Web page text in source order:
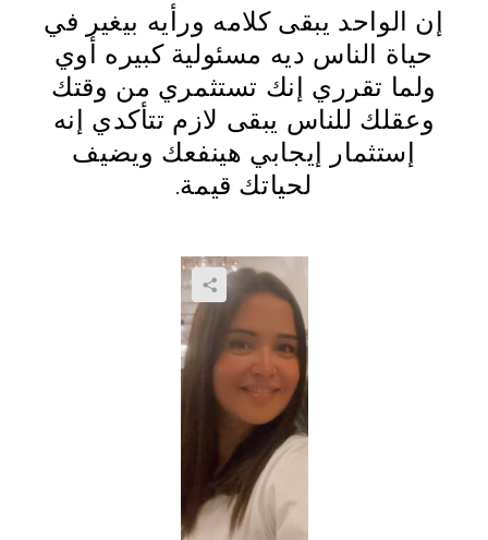
إن الواحد يبقى كلامه ورأيه بيغير في
حياة الناس ديه مسئولية كبيره أوي
ولما تقرري إنك تستثمري من وقتك
وعقلك للناس يبقى لازم تتأكدي إنه
إستثمار إيجابي هينفعك ويضيف
لحياتك قيمة.